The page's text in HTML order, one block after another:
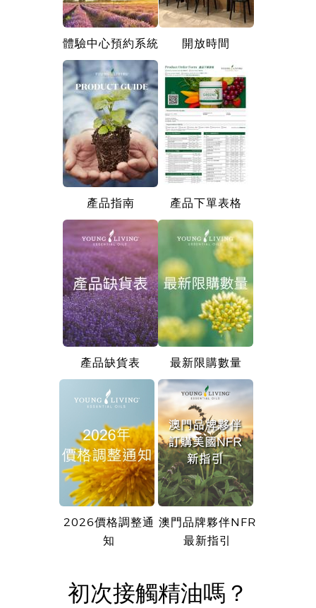
體驗中心預約系統 開放時間
產品指南 產品下單表格
產品缺貨表 最新限購數量
2026價格調整通
知
澳門品牌夥伴NFR
最新指引
初次接觸精油嗎？